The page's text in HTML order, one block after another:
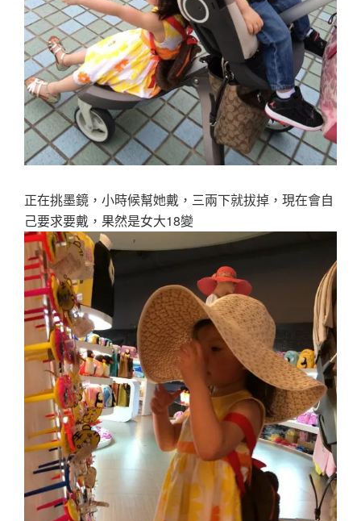
正在挑墨鏡，小時候幫她戴，三兩下就拔掉，現在會自
己要求要戴，果然是女大18變